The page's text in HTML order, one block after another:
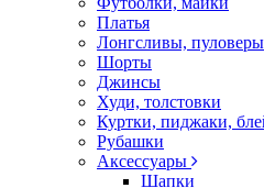
Платья
Лонгсливы, пуловеры
Шорты
Джинсы
Худи, толстовки
Куртки, пиджаки,
Рубашки
Аксессуары
Шапки